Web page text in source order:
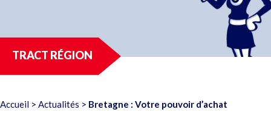
TRACT RÉGION
Accueil > Actualités > Bretagne : Votre pouvoir d’achat